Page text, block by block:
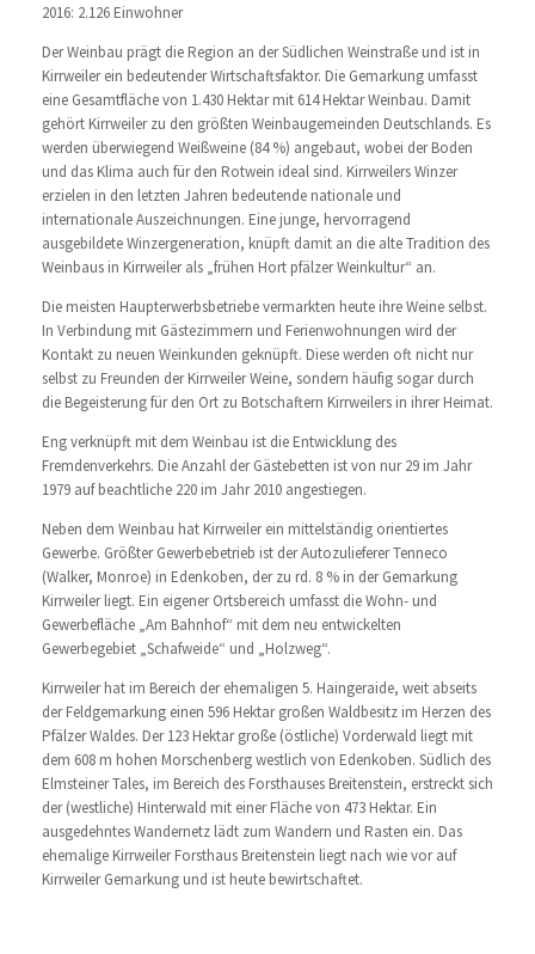
2016: 2.126 Einwohner
Der Weinbau prägt die Region an der Südlichen Weinstraße und ist in
Kirrweiler ein bedeutender Wirtschaftsfaktor. Die Gemarkung umfasst
eine Gesamtfläche von 1.430 Hektar mit 614 Hektar Weinbau. Damit
gehört Kirrweiler zu den größten Weinbaugemeinden Deutschlands. Es
werden überwiegend Weißweine (84 %) angebaut, wobei der Boden
und das Klima auch für den Rotwein ideal sind. Kirrweilers Winzer
erzielen in den letzten Jahren bedeutende nationale und
internationale Auszeichnungen. Eine junge, hervorragend
ausgebildete Winzergeneration, knüpft damit an die alte Tradition des
Weinbaus in Kirrweiler als „frühen Hort pfälzer Weinkultur“ an.
Die meisten Haupterwerbsbetriebe vermarkten heute ihre Weine selbst.
In Verbindung mit Gästezimmern und Ferienwohnungen wird der
Kontakt zu neuen Weinkunden geknüpft. Diese werden oft nicht nur
selbst zu Freunden der Kirrweiler Weine, sondern häufig sogar durch
die Begeisterung für den Ort zu Botschaftern Kirrweilers in ihrer Heimat.
Eng verknüpft mit dem Weinbau ist die Entwicklung des
Fremdenverkehrs. Die Anzahl der Gästebetten ist von nur 29 im Jahr
1979 auf beachtliche 220 im Jahr 2010 angestiegen.
Neben dem Weinbau hat Kirrweiler ein mittelständig orientiertes
Gewerbe. Größter Gewerbebetrieb ist der Autozulieferer Tenneco
(Walker, Monroe) in Edenkoben, der zu rd. 8 % in der Gemarkung
Kirrweiler liegt. Ein eigener Ortsbereich umfasst die Wohn- und
Gewerbefläche „Am Bahnhof“ mit dem neu entwickelten
Gewerbegebiet „Schafweide“ und „Holzweg“.
Kirrweiler hat im Bereich der ehemaligen 5. Haingeraide, weit abseits
der Feldgemarkung einen 596 Hektar großen Waldbesitz im Herzen des
Pfälzer Waldes. Der 123 Hektar große (östliche) Vorderwald liegt mit
dem 608 m hohen Morschenberg westlich von Edenkoben. Südlich des
Elmsteiner Tales, im Bereich des Forsthauses Breitenstein, erstreckt sich
der (westliche) Hinterwald mit einer Fläche von 473 Hektar. Ein
ausgedehntes Wandernetz lädt zum Wandern und Rasten ein. Das
ehemalige Kirrweiler Forsthaus Breitenstein liegt nach wie vor auf
Kirrweiler Gemarkung und ist heute bewirtschaftet.